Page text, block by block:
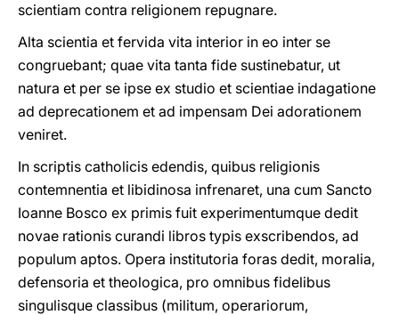
scientiam contra religionem repugnare.
Alta scientia et fervida vita interior in eo inter se
congruebant; quae vita tanta fide sustinebatur, ut
natura et per se ipse ex studio et scientiae indagatione
ad deprecationem et ad impensam Dei adorationem
veniret.
In scriptis catholicis edendis, quibus religionis
contemnentia et libidinosa infrenaret, una cum Sancto
Ioanne Bosco ex primis fuit experimentumque dedit
novae rationis curandi libros typis exscribendos, ad
populum aptos. Opera institutoria foras dedit, moralia,
defensoria et theologica, pro omnibus fidelibus
singulisque classibus (militum, operariorum,